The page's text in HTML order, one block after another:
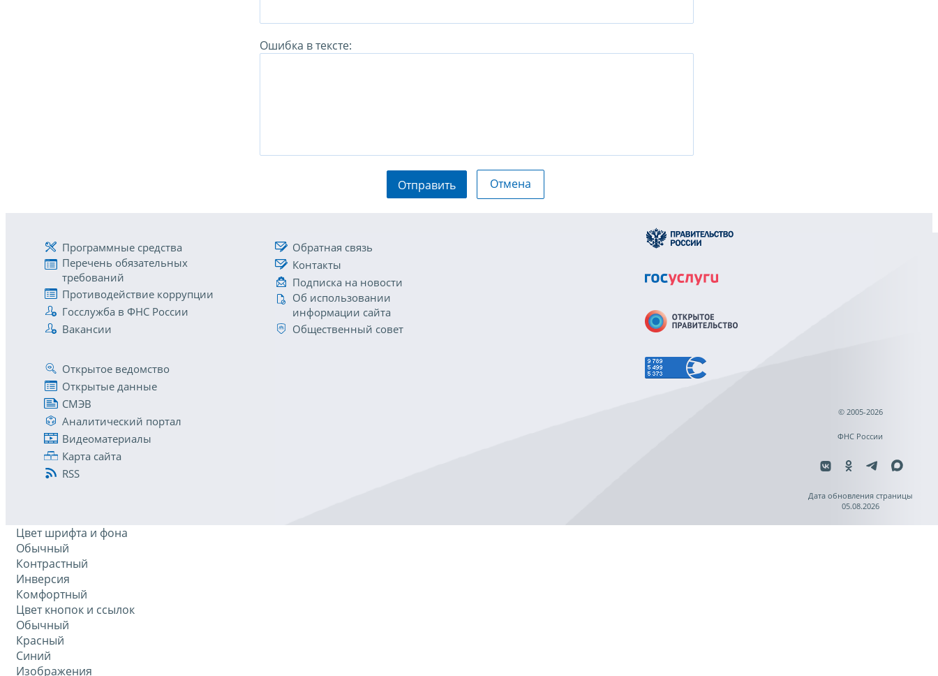
Ошибка в тексте:
Отправить Отмена
Программные средства
Перечень обязательных
требований
Противодействие коррупции
Госслужба в ФНС России
Вакансии
Обратная связь
Контакты
Подписка на новости
Об использовании
информации сайта
Общественный совет
Открытое ведомство
Открытые данные
СМЭВ
Аналитический портал
Видеоматериалы
Карта сайта
RSS
© 2005-2026
ФНС России
Дата обновления страницы
05.08.2026
Цвет шрифта и фона
Обычный
Контрастный
Инверсия
Комфортный
Цвет кнопок и ссылок
Обычный
Красный
Синий
Изображения